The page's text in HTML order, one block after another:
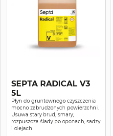
SEPTA RADICAL V3
5L
Płyn do gruntownego czyszczenia
mocno zabrudzonych powierzchni.
Usuwa stary brud, smary,
rozpuszcza ślady po oponach, sadzy
i olejach